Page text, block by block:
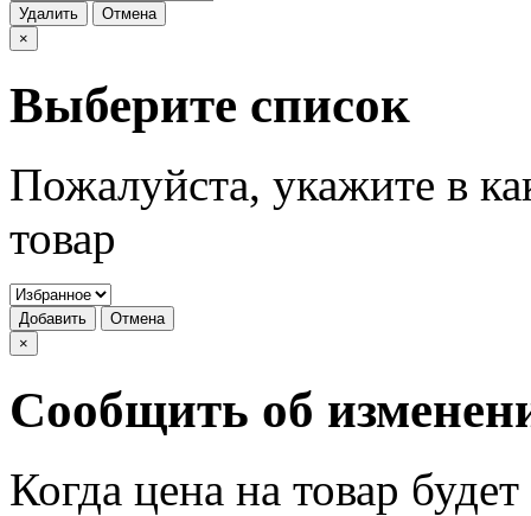
Удалить
Отмена
×
Выберите список
Пожалуйста, укажите в
товар
Добавить
Отмена
×
Сообщить об
Когда цена на товар